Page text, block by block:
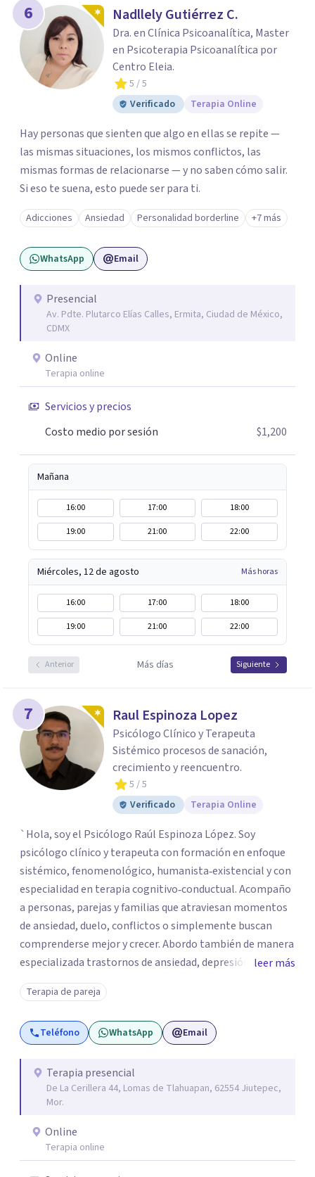
6 Nadllely Gutiérrez C.
Dra. en Clínica Psicoanalítica, Master
en Psicoterapia Psicoanalítica por
Centro Eleia.
5 / 5
Verificado
Terapia Online
Hay personas que sienten que algo en ellas se repite —
las mismas situaciones, los mismos conflictos, las
mismas formas de relacionarse — y no saben cómo salir.
Si eso te suena, esto puede ser para ti.
Adicciones Ansiedad Personalidad borderline +7 más
WhatsApp Email
Presencial
Av. Pdte. Plutarco Elías Calles, Ermita, Ciudad de México,
CDMX
Online
Terapia online
Servicios y precios
Costo medio por sesión
$1,200
Mañana
16:00 17:00
18:00
19:00
21:00 22:00
Miércoles, 12 de agosto Más horas
16:00 17:00
18:00
19:00
21:00 22:00
Anterior Más días Siguiente
7 Raul Espinoza Lopez
Psicólogo Clínico y Terapeuta
Sistémico procesos de sanación,
crecimiento y reencuentro.
5 / 5
Verificado
Terapia Online
`Hola, soy el Psicólogo Raúl Espinoza López. Soy
psicólogo clínico y terapeuta con formación en enfoque
sistémico, fenomenológico, humanista‑existencial y con
especialidad en terapia cognitivo‑conductual. Acompaño
a personas, parejas y familias que atraviesan momentos
de ansiedad, duelo, conflictos o simplemente buscan
comprenderse mejor y crecer. Abordo también de manera
especializada trastornos de ansiedad, depresión,
trastornos de atención e hiperactividad, trastornos del
estado de ánimo, problemas emocionales y
conductuales, así como dificultades en el manejo del
estrés y las emociones. Mi espacio es seguro, respetuoso
mi labor es escucharte con atención, acompañarte a dar
sentido a lo que vives y construir juntos caminos hacia tu
bienestar. Gracias por confiar en este camino.`
leer más
Terapia de pareja
Teléfono WhatsApp Email
Terapia presencial
De La Cerillera 44, Lomas de Tlahuapan, 62554 Jiutepec,
Mor.
Online
Terapia online